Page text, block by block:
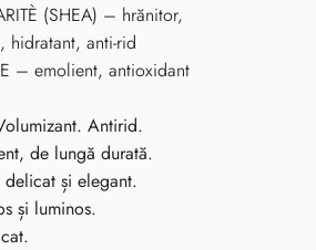
(SHEA) – hrănitor,
hidratant, anti-rid
– emolient, antioxidant
Antirid.
de lungă durată.
și elegant.
și luminos.